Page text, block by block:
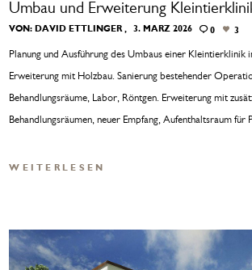
Umbau und Erweiterung
VON: DAVID ETTLINGER 3. MÄRZ 2026 0 3
Planung und Ausführung des Umbaus einer
Erweiterung mit Holzbau. Sanierung bestehender
Behandlungsräume, Labor, Röntgen. Erweiterung mit
Behandlungsräumen, neuer Empfang, Aufenthaltsraum
WEITERLESEN